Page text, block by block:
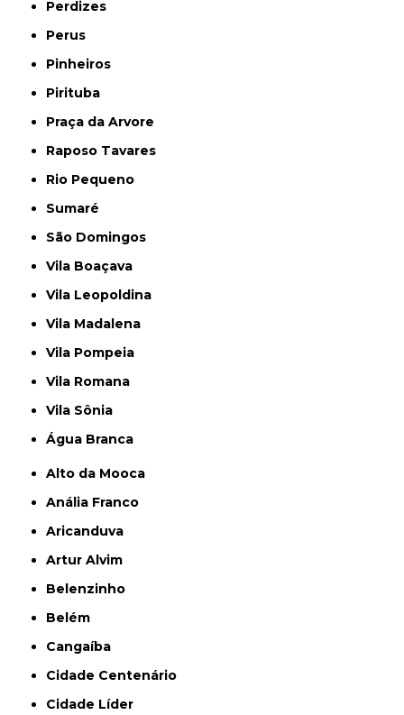
Perdizes
Perus
Pinheiros
Pirituba
Praça da Arvore
Raposo Tavares
Rio Pequeno
Sumaré
São Domingos
Vila Boaçava
Vila Leopoldina
Vila Madalena
Vila Pompeia
Vila Romana
Vila Sônia
Água Branca
Alto da Mooca
Anália Franco
Aricanduva
Artur Alvim
Belenzinho
Belém
Cangaíba
Cidade Centenário
Cidade Líder